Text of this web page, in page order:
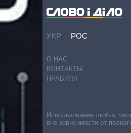
УКР РОС
О НАС
КОНТАКТЫ
ПРАВИЛА
Использование любых
вне зависимости от